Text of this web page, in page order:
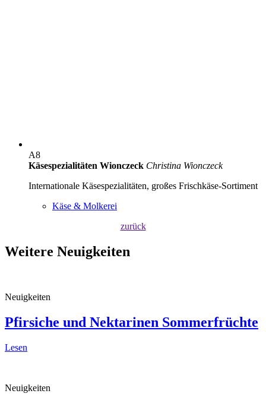
A8
Käsespezialitäten Wionczeck Christina Wionczeck
Internationale Käsespezialitäten, großes Frischkäse-Sortiment
Käse & Molkerei
zurück
Weitere Neuigkeiten
Neuigkeiten
Pfirsiche und Nektarinen Sommerfrüchte
Lesen
Neuigkeiten